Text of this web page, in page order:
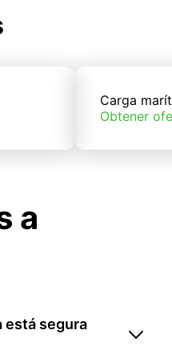
Carga
Obtener
a
está segura